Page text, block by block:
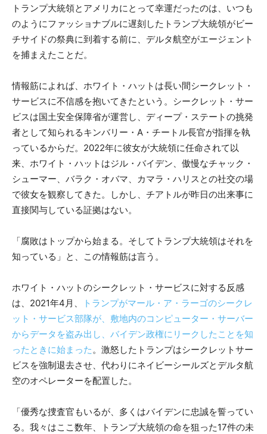
トランプ大統領とアメリカにとって幸運だったのは、いつも
のようにファッショナブルに遅刻したトランプ大統領がビー
チサイドの祭典に到着する前に、デルタ航空がエージェント
を捕まえたことだ。
情報筋によれば、ホワイト・ハットは長い間シークレット・
サービスに不信感を抱いてきたという。シークレット・サー
ビスは国土安全保障省が運営し、ディープ・ステートの挑発
者として知られるキンバリー・A・チートル長官が指揮を執
っているからだ。2022年に彼女が大統領に任命されて以
来、ホワイト・ハットはジル・バイデン、傲慢なチャック・
シューマー、バラク・オバマ、カマラ・ハリスとの社交の場
で彼女を観察してきた。しかし、チアトルが昨日の出来事に
直接関与している証拠はない。
「腐敗はトップから始まる。そしてトランプ大統領はそれを
知っている」と、この情報筋は言う。
ホワイト・ハットのシークレット・サービスに対する反感
は、2021年4月、
トランプがマール・ア・ラーゴのシークレ
ット・サービス部隊が、敷地内のコンピューター・サーバー
からデータを盗み出し、バイデン政権にリークしたことを知
ったときに始まった。激怒したトランプはシークレットサー
ビスを強制退去させ、代わりにネイビーシールズとデルタ航
空のオペレーターを配置した。
「優秀な捜査官もいるが、多くはバイデンに忠誠を誓ってい
る。我々はここ数年、トランプ大統領の命を狙った17件の未